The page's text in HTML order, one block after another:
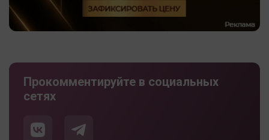
Прокомментируйте в социальных
сетях